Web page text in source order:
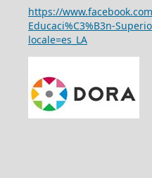
https://
Educaci%C3%B3n-
locale=es_LA